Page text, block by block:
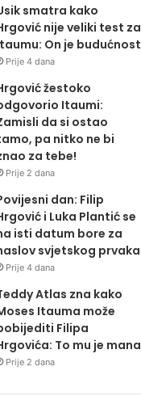
smatra kako
nije veliki test za
On je budućnost
Prije 4 dana
žestoko
Itaumi:
da si ostao
pa nitko ne bi
za tebe!
Prije 2 dana
dan: Filip
i Luka Plantić se
isti datum bore za
svjetskog prvaka
Prije 4 dana
Atlas zna kako
Itauma može
Filipa
To mu je mana
Prije 2 dana